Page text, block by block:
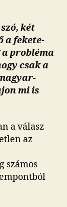
két
a fekete-
probléma
csak a
mi is
a válasz
az
számos